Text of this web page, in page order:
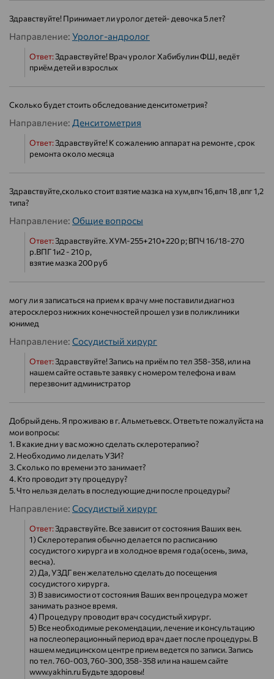
Здравствуйте! Принимает ли уролог детей- девочка 5 лет?
Направление: Уролог-андролог
Ответ:Здравствуйте! Врач уролог Хабибулин ФШ, ведёт
приём детей и взрослых
Сколько будет стоить обследование денситометрия?
Направление: Денситометрия
Ответ:Здравствуйте! К сожалению аппарат на ремонте , срок
ремонта около месяца
Здравствуйте,сколько стоит взятие мазка на хум,впч 16,впч 18 ,впг 1,2
типа?
Направление: Общие вопросы
Ответ:Здравствуйте. ХУМ-255+210+220 р; ВПЧ 16/18-270
р.ВПГ 1и2 - 210 р,
взятие мазка 200 руб
могу ли я записаться на прием к врачу мне поставили диагноз
атеросклероз нижних конечностей прошел узи в поликлиники
юнимед
Направление: Сосудистый хирург
Ответ:Здравствуйте! Запись на приём по тел 358-358, или на
нашем сайте оставьте заявку с номером телефона и вам
перезвонит администратор
Добрый день. Я проживаю в г. Альметьевск. Ответьте пожалуйста на
мои вопросы:
1. В какие дни у вас можно сделать склеротерапию?
2. Необходимо ли делать УЗИ?
3. Сколько по времени это занимает?
4. Кто проводит эту процедуру?
5. Что нельзя делать в последующие дни после процедуры?
Направление: Сосудистый хирург
Ответ:Здравствуйте. Все зависит от состояния Ваших вен.
1) Склеротерапия обычно делается по расписанию
сосудистого хирурга и в холодное время года(осень, зима,
весна).
2) Да, УЗДГ вен желательно сделать до посещения
сосудистого хирурга.
3) В зависимости от состояния Ваших вен процедура может
занимать разное время.
4) Процедуру проводит врач сосудистый хирург.
5) Все необходимые рекомендации, лечение и консультацию
на послеоперационный период врач дает после процедуры. В
нашем медицинском центре прием ведется по записи. Запись
по тел. 760-003, 760-300, 358-358 или на нашем сайте
www.yakhin.ru Будьте здоровы!